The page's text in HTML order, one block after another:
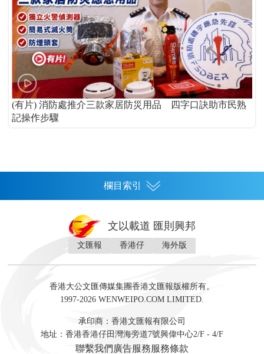
(有片) 消防處推介三款家居防災用品 四字口訣助市民熟
記操作步驟
欄目索引
灣區人
財經 地產 投資 財評 數字經濟
訪談 直播 經湋論
藝術 文學
文以載道 匯則興邦
文匯報 香港仔 海外版
香港大公文匯傳媒集團香港文匯報版權所有。
1997-2026 WENWEIPO.COM LIMITED.
承印商：香港文匯報有限公司
地址：香港香港仔田灣海旁道7號興偉中心2/F - 4/F
聯繫我們 廣告服務服務條款